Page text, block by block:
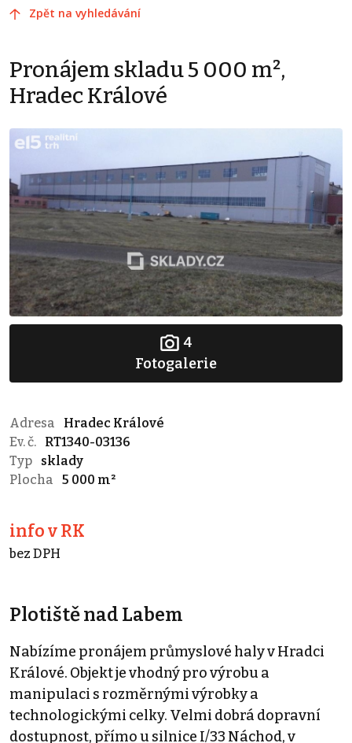
Zpět na vyhledávání
Pronájem skladu 5 000 m²,
Hradec Králové
4
Fotogalerie
Adresa
Hradec Králové
Ev. č.
RT1340-03136
Typ
sklady
Plocha
5 000 m²
info v RK
bez DPH
Plotiště nad Labem
Nabízíme pronájem průmyslové haly v Hradci
Králové. Objekt je vhodný pro výrobu a
manipulaci s rozměrnými výrobky a
technologickými celky. Velmi dobrá dopravní
dostupnost, přímo u silnice I/33 Náchod, v